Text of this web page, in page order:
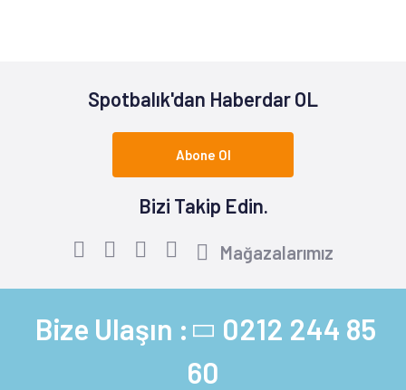
Spotbalık'dan Haberdar OL
Abone Ol
Bizi Takip Edin.
Mağazalarımız
Bize Ulaşın : 0212 244 85
60